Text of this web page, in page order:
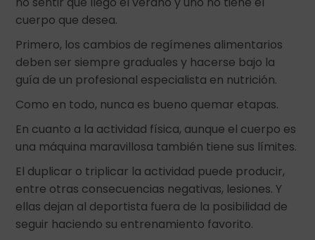
cuerpo que desea.
Primero, los cambios de regímenes alimentarios
deben ser siempre graduales y hacerse bajo la
guía de un profesional especialista en nutrición.
Como en todo, nunca es bueno quemar etapas.
En cuanto a la actividad física, aunque el cuerpo es
una máquina maravillosa también tiene sus límites.
El duplicar o triplicar la actividad puede producir,
entre otras consecuencias negativas, lesiones. Y
ellas dejan al deportista fuera de la posibilidad de
seguir haciendo su entrenamiento favorito.